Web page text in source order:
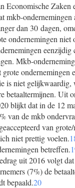
Economische
mkb-ondernemingen
dan 30 dagen,
ondernemingen niet
eenzijdig
Mkb-
ondernemingen
is niet gelijkwaardig,
betaaltermijnen. Uit
blijkt dat in de 12
van de mkb
van
niet prettig voelen.
betreffen.
uit 2016 volgt
(7%) de
bepaald.20